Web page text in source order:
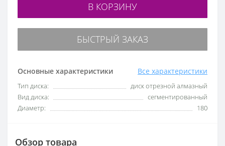
Основные характеристики Все характеристики
Тип диска:
диск отрезной алмазный
Вид диска:
сегментированный
Диаметр:
180
В КОРЗИНУ
БЫСТРЫЙ ЗАКАЗ
Обзор товара